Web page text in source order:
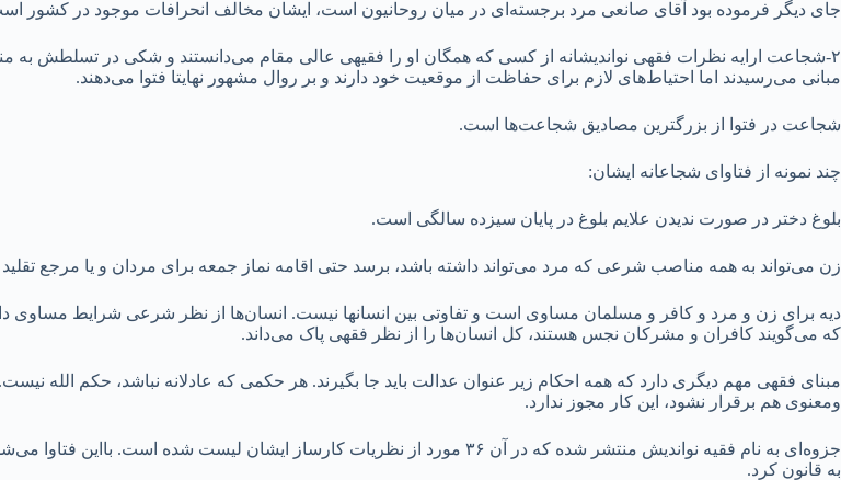
جای دیگر فرموده بود آقای صانعی مرد برجسته‌ای در میان روحانیون است، ایشان مخالف انحرافات موجود در کشور
۲-شجاعت ارایه نظرات فقهی نواندیشانه از کسی که همگان او را فقیهی عالی مقام می‌دانستند و شکی در تسلطش به
مبانی می‌رسیدند اما احتیاط‌های لازم برای حفاظت از موقعیت خود دارند و بر روال مشهور نهایتا فتوا می‌دهند.
شجاعت در فتوا از بزرگترین مصادیق شجاعت‌ها است.
چند نمونه از فتاوای شجاعانه ایشان:
بلوغ دختر در صورت ندیدن علایم بلوغ در پایان سیزده سالگی است.
زن می‌تواند به همه مناصب شرعی که مرد می‌تواند داشته باشد، برسد حتی اقامه نماز جمعه برای مردان و یا مرجع
دیه برای زن و مرد و کافر و مسلمان مساوی است و تفاوتی بین انسانها نیست. انسان‌ها از نظر شرعی شرایط مساوی
که می‌گویند کافران و مشرکان نجس هستند، کل انسان‌ها را از نظر فقهی پاک می‌داند.
مبنای فقهی مهم دیگری دارد که همه احکام زیر عنوان عدالت باید جا بگیرند. هر حکمی که عادلانه نباشد، حکم الله
ومعنوی هم برقرار نشود، این کار مجوز ندارد.
جزوه‌ای به نام فقیه نواندیش منتشر شده که در آن ۳۶ مورد از نظریات کارساز ایشان
به قانون کرد.